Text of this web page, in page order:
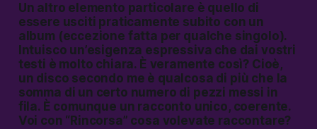
Un altro elemento particolare è quello di
essere usciti praticamente subito con un
album (eccezione fatta per qualche singolo).
Intuisco un’esigenza espressiva che dai vostri
testi è molto chiara. È veramente così? Cioè,
un disco secondo me è qualcosa di più che la
somma di un certo numero di pezzi messi in
fila. È comunque un racconto unico, coerente.
Voi con “Rincorsa” cosa volevate raccontare?